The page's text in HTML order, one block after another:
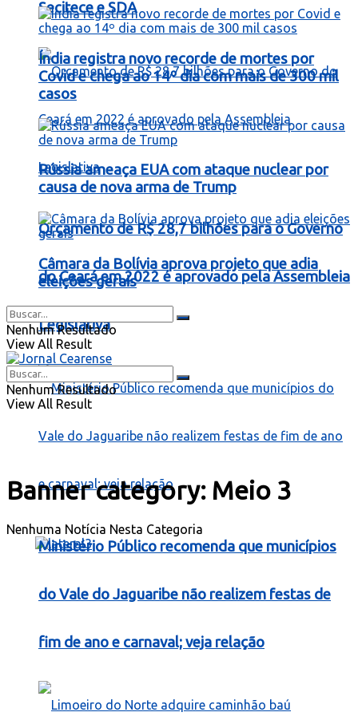
Secitece e SDA
Orçamento de R$ 28,7 bilhões para o Governo
do Ceará em 2022 é aprovado pela Assembleia
Legislativa
Ministério Público recomenda que municípios
do Vale do Jaguaribe não realizem festas de
fim de ano e carnaval; veja relação
Índia registra novo recorde de mortes por
Covid e chega ao 14º dia com mais de 300 mil
casos
Rússia ameaça EUA com ataque nuclear por
causa de nova arma de Trump
Câmara da Bolívia aprova projeto que adia
eleições gerais
Nenhum Resultado
View All Result
Nenhum Resultado
View All Result
Banner category: Meio 3
Nenhuma Notícia Nesta Categoria